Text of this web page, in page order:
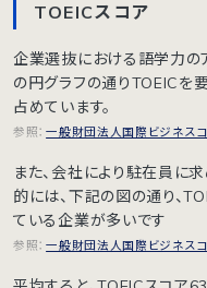
TOEICスコア
企業選抜における語学力の
の円グラフの通りTOEICを
占めています。
参照：一般財団法人国際ビジネス
また、会社により駐在員に
的には、下記の図の通り、
ている企業が多いです
参照：一般財団法人国際ビジネス